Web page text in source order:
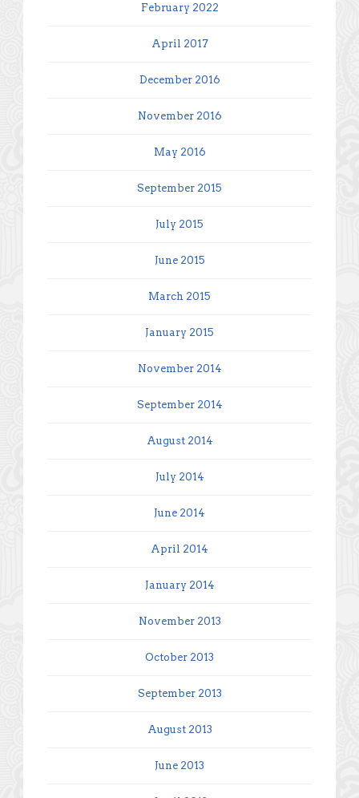
February 2022
April 2017
December 2016
November 2016
May 2016
September 2015
July 2015
June 2015
March 2015
January 2015
November 2014
September 2014
August 2014
July 2014
June 2014
April 2014
January 2014
November 2013
October 2013
September 2013
August 2013
June 2013